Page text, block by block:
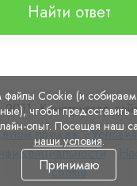
Найти ответ
Конструктор
продаж
Условия
cookie
Cookie (и
чтобы предоставить
опыт. Посещая наш
наши условия.
Принимаю